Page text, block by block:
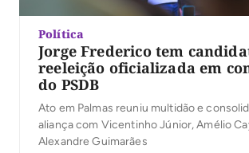
Política
Jorge Frederico tem
reeleição oficializada em
do PSDB
Ato em Palmas reuniu multidão e
aliança com Vicentinho Júnior, Amélio
Alexandre Guimarães